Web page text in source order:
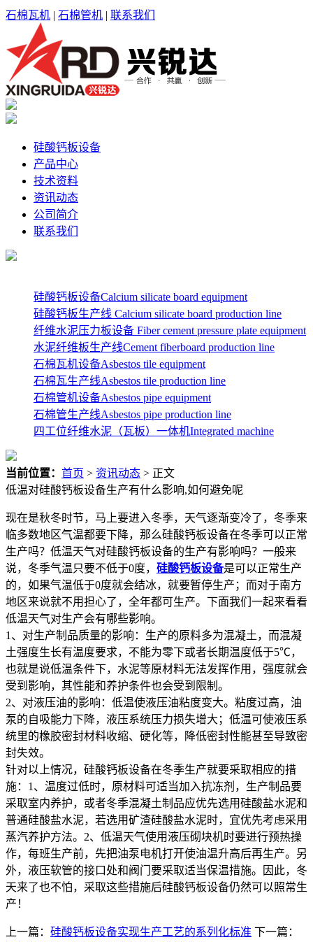
石棉瓦机 | 石棉管机 | 联系我们
硅酸钙板设备
产品中心
技术资料
资讯动态
公司简介
联系我们
硅酸钙板设备Calcium silicate board equipment
硅酸钙板生产线 Calcium silicate board production line
纤维水泥压力板设备 Fiber cement pressure plate equipment
水泥纤维板生产线Cement fiberboard production line
石棉瓦机设备Asbestos tile equipment
石棉瓦生产线Asbestos tile production line
石棉管机设备Asbestos pipe equipment
石棉管生产线Asbestos pipe production line
四工位纤维水泥（瓦板）一体机Integrated machine
当前位置： 首页 > 资讯动态 > 正文
低温对硅酸钙板设备生产有什么影响,如何避免呢
现在是秋冬时节，马上要进入冬季，天气逐渐变冷了，冬季来
临多数地区气温都要下降，那么硅酸钙板设备在冬季可以正常
生产吗？低温天气对硅酸钙板设备的生产有影响吗？一般来
说，冬季气温只要不低于0度， 硅酸钙板设备是可以正常生产
的，如果气温低于0度就会结冰，就要暂停生产；而对于南方
地区来说就不用担心了，全年都可生产。下面我们一起来看看
低温天气对生产会有哪些影响。
1、对生产制品质量的影响：生产的原料多为混凝土，而混凝
土强度生长有温度要求，不能为零下或者长期温度低于5℃，
也就是说低温条件下，水泥等原材料无法发挥作用，强度就会
受到影响，其性能和养护条件也会受到限制。
2、对液压油的影响：低温使液压油粘度变大。粘度过高，油
泵的自吸能力下降，液压系统压力损失增大；低温可使液压系
统里的橡胶密封材料收缩、硬化等，降低密封性能甚至导致密
封失效。
针对以上情况，硅酸钙板设备在冬季生产就要采取相应的措
施：1、温度过低时，原材料可适当加入抗冻剂，生产制品要
采取室内养护，或者冬季混凝土制品应优先选用硅酸盐水泥和
普通硅酸盐水泥，若选用矿渣硅酸盐水泥时，宜优先考虑采用
蒸汽养护方法。2、低温天气使用液压砌块机时要进行预热操
作，每班生产前，先把油泵电机打开使油温升高后再生产。另
外，液压软管的接口处和阀门要采取适当保温措施。因此，冬
天来了也不怕，采取这些措施后硅酸钙板设备仍然可以照常生
产！
上一篇： 硅酸钙板设备实现生产工艺的系列化标准 下一篇：